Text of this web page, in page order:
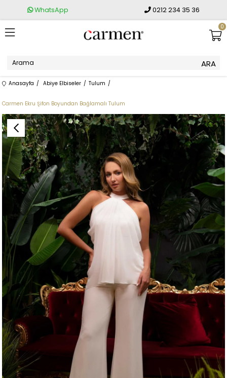
WhatsApp 0212 234 35 36
0
Anasayfa Abiye Elbiseler Tulum
Carmen Ekru Şifon Boyundan Bağlamalı Tulum